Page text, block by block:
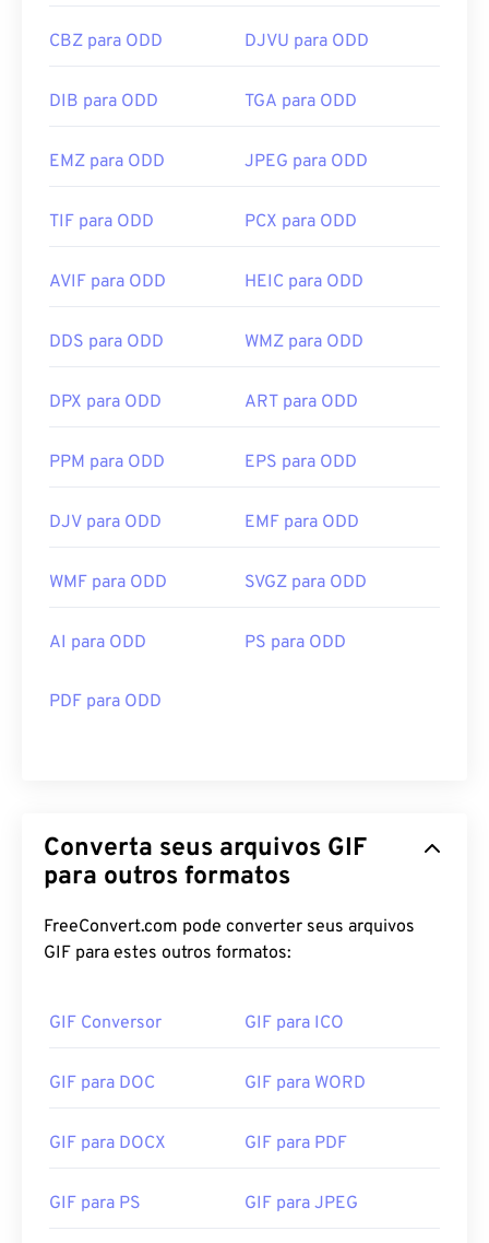
CBZ para ODD DJVU para ODD
DIB para ODD TGA para ODD
EMZ para ODD JPEG para ODD
TIF para ODD PCX para ODD
AVIF para ODD HEIC para ODD
DDS para ODD WMZ para ODD
DPX para ODD ART para ODD
PPM para ODD EPS para ODD
DJV para ODD EMF para ODD
WMF para ODD SVGZ para ODD
AI para ODD PS para ODD
PDF para ODD
Converta seus arquivos GIF
para outros formatos
FreeConvert.com pode converter seus arquivos
GIF para estes outros formatos:
GIF Conversor GIF para ICO
GIF para DOC GIF para WORD
GIF para DOCX GIF para PDF
GIF para PS GIF para JPEG